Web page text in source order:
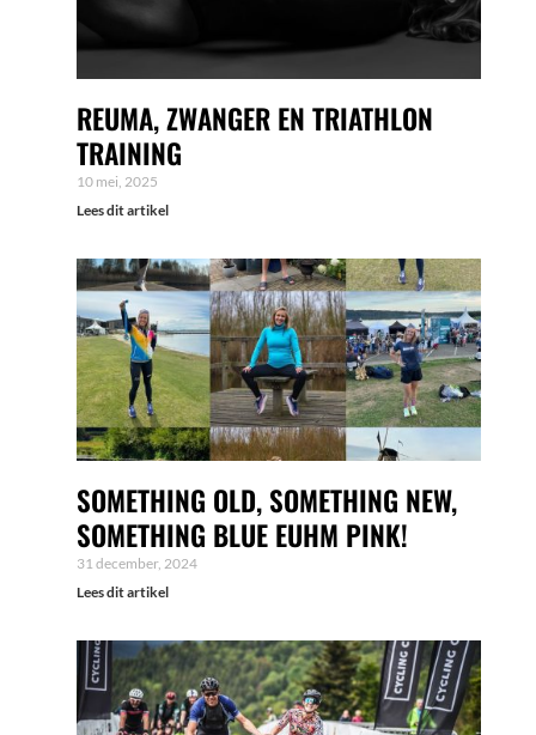
REUMA, ZWANGER EN TRIATHLON
TRAINING
10 mei, 2025
Lees dit artikel
SOMETHING OLD, SOMETHING NEW,
SOMETHING BLUE EUHM PINK!
31 december, 2024
Lees dit artikel